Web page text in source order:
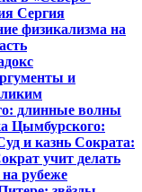
Сергия
физикализма на
и
длинные волны
Цымбурского:
и казнь Сократа:
учит делать
рубеже